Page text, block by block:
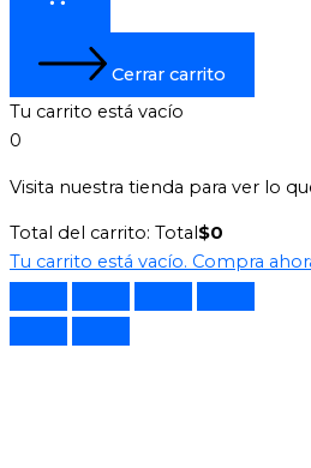
Cerrar carrito
Tu carrito está vacío
0
Visita nuestra tienda para ver lo
Total del carrito: Total$0
Tu carrito está vacío. Compra